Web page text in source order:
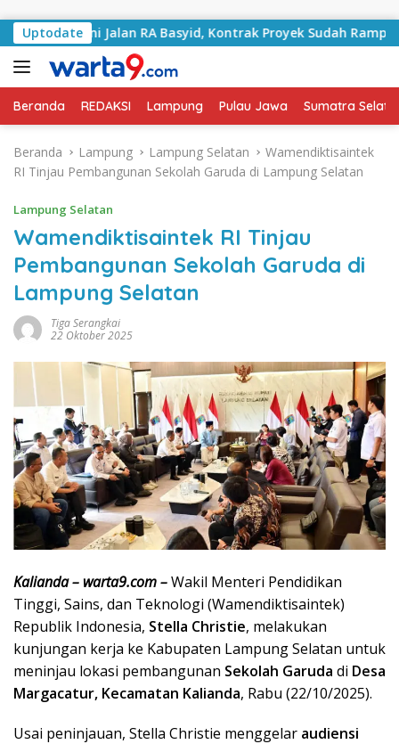
Uptodate
Jalan RA Basyid, Kontrak Proyek Sudah Rampung
Beranda REDAKSI Lampung Pulau Jawa Sumatra
Beranda Lampung Lampung Selatan
Wamendiktisaintek
RI Tinjau Pembangunan Sekolah Garuda di Lampung Selatan
Lampung Selatan
Wamendiktisaintek RI Tinjau
Pembangunan Sekolah Garuda di
Lampung Selatan
Tiga Serangkai
22 Oktober 2025
Kalianda – warta9.com –Wakil Menteri Pendidikan
Tinggi, Sains, dan Teknologi (Wamendiktisaintek)
Republik Indonesia, Stella Christie, melakukan
kunjungan kerja ke Kabupaten Lampung Selatan untuk
meninjau lokasi pembangunan Sekolah Garuda di Desa
Margacatur, Kecamatan Kalianda, Rabu (22/10/2025).
Usai peninjauan, Stella Christie menggelar audiensi